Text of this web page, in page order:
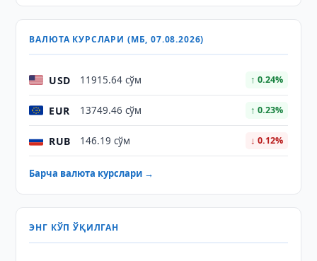
ВАЛЮТА КУРСЛАРИ (МБ, 07.08.2026)
USD 11915.64 сўм ↑ 0.24%
EUR 13749.46 сўм ↑ 0.23%
RUB 146.19 сўм ↓ 0.12%
Барча валюта курслари →
ЭНГ КЎП ЎҚИЛГАН